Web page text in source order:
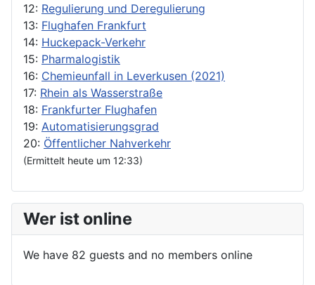
12: Regulierung und Deregulierung
13: Flughafen Frankfurt
14: Huckepack-Verkehr
15: Pharmalogistik
16: Chemieunfall in Leverkusen (2021)
17: Rhein als Wasserstraße
18: Frankfurter Flughafen
19: Automatisierungsgrad
20: Öffentlicher Nahverkehr
(Ermittelt heute um 12:33)
Wer ist online
We have 82 guests and no members online